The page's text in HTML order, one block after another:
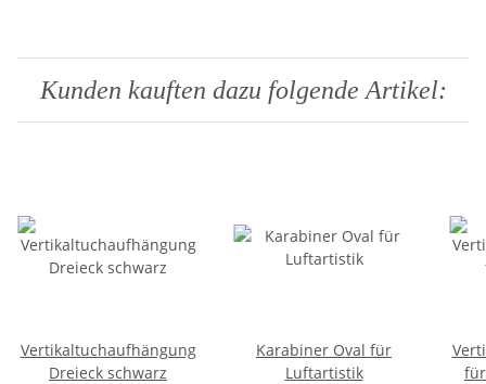
Kunden kauften dazu folgende Artikel:
Vertikaltuchaufhängung
Dreieck schwarz
Karabiner Oval für
Luftartistik